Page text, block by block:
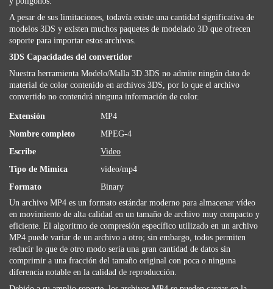
A pesar de sus limitaciones, todavía existe una cantidad significativa de
modelos 3DS y existen muchos paquetes de modelado 3D que ofrecen
soporte para importar estos archivos.
3DS Capacidades del convertidor
Nuestra herramienta Modelo/Malla 3D 3DS no admite ningún dato de
material de color contenido en archivos 3DS, por lo que el archivo
convertido no contendrá ninguna información de color.
Extensión
MP4
Nombre completo
MPEG-4
Escribe
Video
Tipo de Mimica
video/mp4
Formato
Binary
Un archivo MP4 es un formato estándar moderno para almacenar vídeo
en movimiento de alta calidad en un tamaño de archivo muy compacto y
eficiente. El algoritmo de compresión específico utilizado en un archivo
MP4 puede variar de un archivo a otro; sin embargo, todos permiten
reducir lo que de otro modo sería una gran cantidad de datos sin
comprimir a una fracción del tamaño original con poca o ninguna
diferencia notable en la calidad de reproducción.